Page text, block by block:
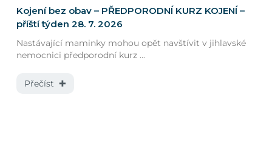
Kojení bez obav – PŘEDPORODNÍ KURZ KOJENÍ –
příští týden 28. 7. 2026
Nastávající maminky mohou opět navštívit v jihlavské
nemocnici předporodní kurz ...
Přečíst ✚